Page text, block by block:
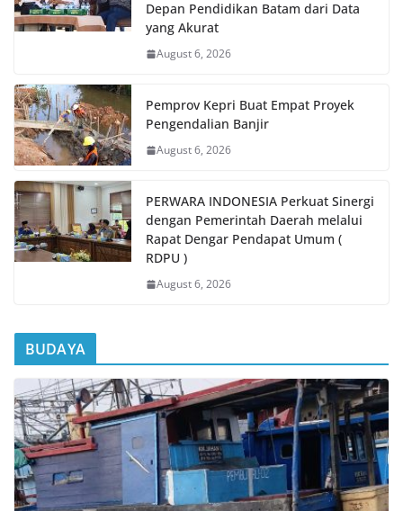
Depan Pendidikan Batam dari Data
yang Akurat
August 6, 2026
Pemprov Kepri Buat Empat Proyek
Pengendalian Banjir
August 6, 2026
PERWARA INDONESIA Perkuat Sinergi
dengan Pemerintah Daerah melalui
Rapat Dengar Pendapat Umum (
RDPU )
August 6, 2026
BUDAYA